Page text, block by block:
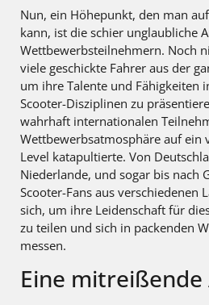
Nun, ein Höhepunkt, den man
kann, ist die schier unglaubliche
Wettbewerbsteilnehmern. Noch
viele geschickte Fahrer aus der
um ihre Talente und Fähigkeiten
Scooter-Disziplinen zu
wahrhaft internationalen
Wettbewerbsatmosphäre auf ein
Level katapultierte. Von
Niederlande, und sogar bis nach
Scooter-Fans aus verschiedenen
sich, um ihre Leidenschaft für
zu teilen und sich in packenden
messen.
Eine